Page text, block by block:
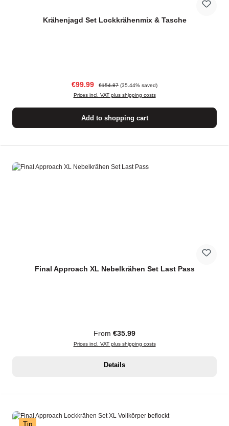
Krähenjagd Set Lockkrähenmix & Tasche
Sale price:
€99.99 Regular price:
€154.87 (35.44% saved)
Prices incl. VAT plus shipping costs
Add to shopping cart
Final Approach XL Nebelkrähen Set Last Pass
Regular price:
From €35.99
Prices incl. VAT plus shipping costs
Details
Tip